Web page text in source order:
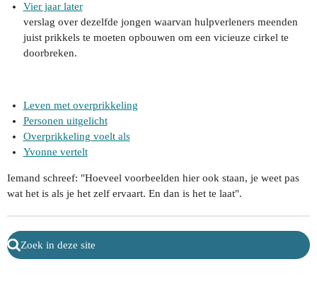
Vier jaar later
verslag over dezelfde jongen waarvan hulpverleners meenden
juist prikkels te moeten opbouwen om een vicieuze cirkel te
doorbreken.
Leven met overprikkeling
Personen uitgelicht
Overprikkeling voelt als
Yvonne vertelt
Iemand schreef: "Hoeveel voorbeelden hier ook staan, je weet pas
wat het is als je het zelf ervaart. En dan is het te laat".
Zoek in deze site